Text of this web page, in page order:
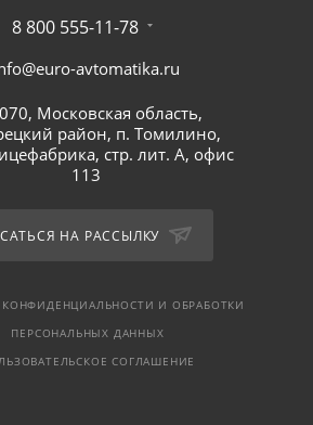
8 800 555-11-78
avtomatika.ru
Московская область,
район, п. Томилино,
стр. лит. А, офис
113
НА РАССЫЛКУ
И ОБРАБОТКИ
ПЕРСОНАЛЬНЫХ ДАННЫХ
СОГЛАШЕНИЕ